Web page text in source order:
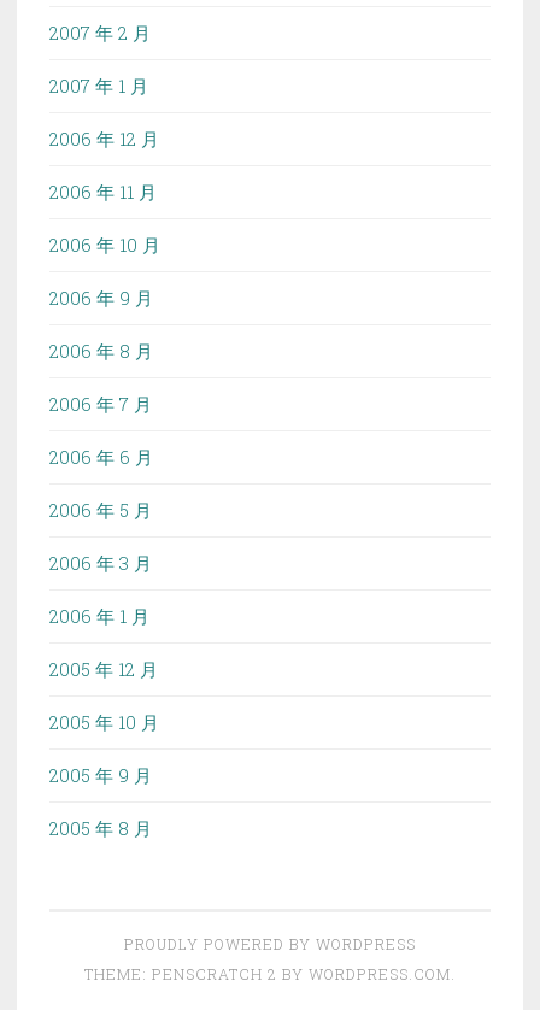
2007 年 2 月
2007 年 1 月
2006 年 12 月
2006 年 11 月
2006 年 10 月
2006 年 9 月
2006 年 8 月
2006 年 7 月
2006 年 6 月
2006 年 5 月
2006 年 3 月
2006 年 1 月
2005 年 12 月
2005 年 10 月
2005 年 9 月
2005 年 8 月
PROUDLY POWERED BY WORDPRESS
THEME: PENSCRATCH 2 BY WORDPRESS.COM.